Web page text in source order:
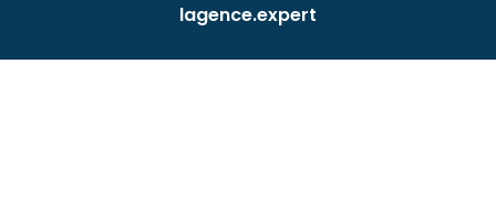
lagence.expert